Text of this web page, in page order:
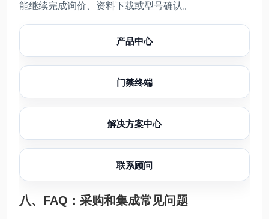
能继续完成询价、资料下载或型号确认。
产品中心
门禁终端
解决方案中心
联系顾问
八、FAQ：采购和集成常见问题